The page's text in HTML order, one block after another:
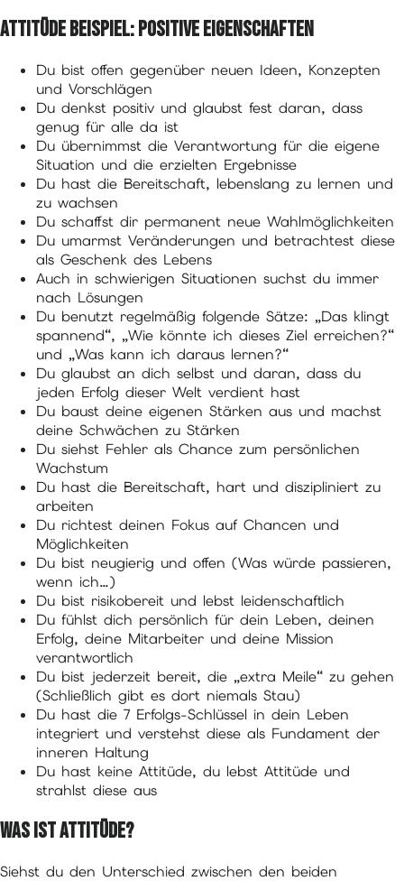
Attitüde Beispiel: Positive Eigenschaften
Du bist offen gegenüber neuen Ideen, Konzepten
und Vorschlägen
Du denkst positiv und glaubst fest daran, dass
genug für alle da ist
Du übernimmst die Verantwortung für die eigene
Situation und die erzielten Ergebnisse
Du hast die Bereitschaft, lebenslang zu lernen und
zu wachsen
Du schaffst dir permanent neue Wahlmöglichkeiten
Du umarmst Veränderungen und betrachtest diese
als Geschenk des Lebens
Auch in schwierigen Situationen suchst du immer
nach Lösungen
Du benutzt regelmäßig folgende Sätze: „Das klingt
spannend“, „Wie könnte ich dieses Ziel erreichen?“
und „Was kann ich daraus lernen?“
Du glaubst an dich selbst und daran, dass du
jeden Erfolg dieser Welt verdient hast
Du baust deine eigenen Stärken aus und machst
deine Schwächen zu Stärken
Du siehst Fehler als Chance zum persönlichen
Wachstum
Du hast die Bereitschaft, hart und diszipliniert zu
arbeiten
Du richtest deinen Fokus auf Chancen und
Möglichkeiten
Du bist neugierig und offen (Was würde passieren,
wenn ich…)
Du bist risikobereit und lebst leidenschaftlich
Du fühlst dich persönlich für dein Leben, deinen
Erfolg, deine Mitarbeiter und deine Mission
verantwortlich
Du bist jederzeit bereit, die „extra Meile“ zu gehen
(Schließlich gibt es dort niemals Stau)
Du hast die 7 Erfolgs-Schlüssel in dein Leben
integriert und verstehst diese als Fundament der
inneren Haltung
Du hast keine Attitüde, du lebst Attitüde und
strahlst diese aus
Was ist Attitüde?
Siehst du den Unterschied zwischen den beiden